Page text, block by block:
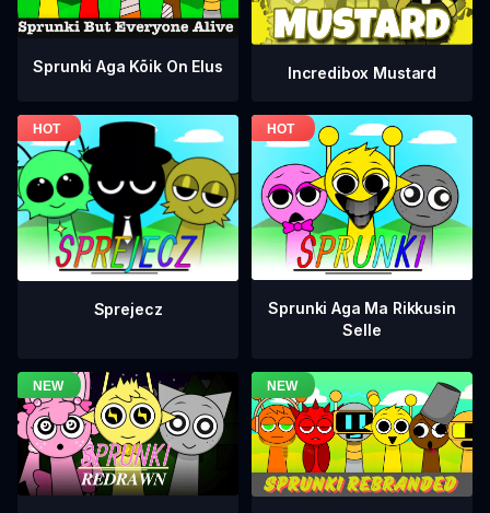
Sprunki Aga Kõik On Elus Incredibox Mustard
Sprejecz
Sprunki Aga Ma Rikkusin
Selle